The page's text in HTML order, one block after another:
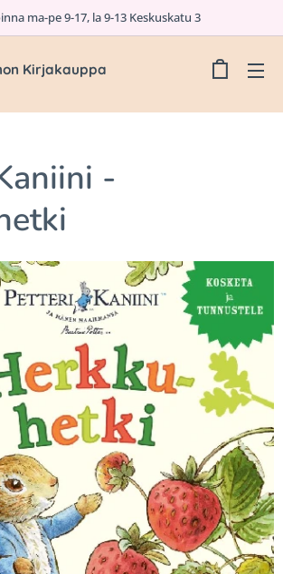
ma-pe 9-17, la 9-13 Keskuskatu 3
Kirjakauppa
-